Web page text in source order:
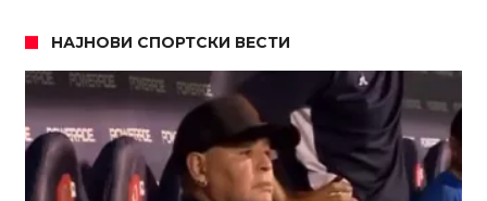
НАЈНОВИ СПОРТСКИ ВЕСТИ